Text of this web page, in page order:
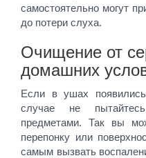
самостоятельно могут
до потери слуха.
Очищение от
домашних
Если в ушах
случае не
предметами. Так вы
перепонку или
самым вызвать